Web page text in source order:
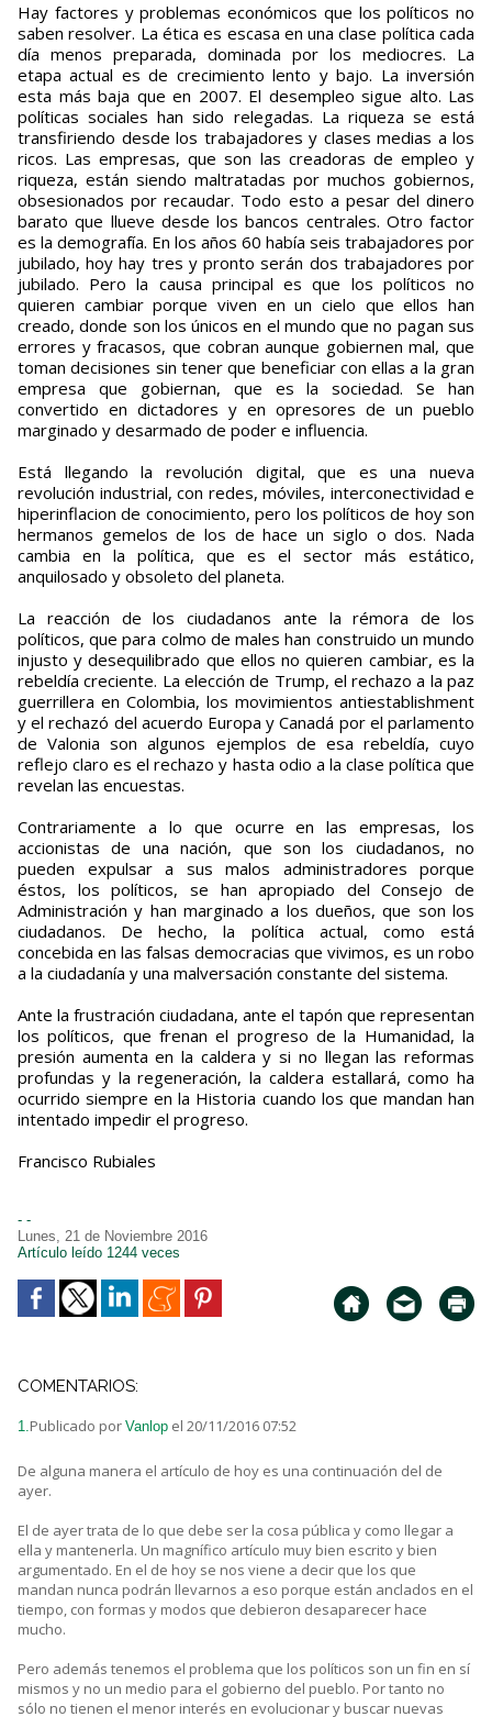
Hay factores y problemas económicos que los políticos no
saben resolver. La ética es escasa en una clase política cada
día menos preparada, dominada por los mediocres. La
etapa actual es de crecimiento lento y bajo. La inversión
esta más baja que en 2007. El desempleo sigue alto. Las
políticas sociales han sido relegadas. La riqueza se está
transfiriendo desde los trabajadores y clases medias a los
ricos. Las empresas, que son las creadoras de empleo y
riqueza, están siendo maltratadas por muchos gobiernos,
obsesionados por recaudar. Todo esto a pesar del dinero
barato que llueve desde los bancos centrales. Otro factor
es la demografía. En los años 60 había seis trabajadores por
jubilado, hoy hay tres y pronto serán dos trabajadores por
jubilado. Pero la causa principal es que los políticos no
quieren cambiar porque viven en un cielo que ellos han
creado, donde son los únicos en el mundo que no pagan sus
errores y fracasos, que cobran aunque gobiernen mal, que
toman decisiones sin tener que beneficiar con ellas a la gran
empresa que gobiernan, que es la sociedad. Se han
convertido en dictadores y en opresores de un pueblo
marginado y desarmado de poder e influencia.
Está llegando la revolución digital, que es una nueva
revolución industrial, con redes, móviles, interconectividad e
hiperinflacion de conocimiento, pero los políticos de hoy son
hermanos gemelos de los de hace un siglo o dos. Nada
cambia en la política, que es el sector más estático,
anquilosado y obsoleto del planeta.
La reacción de los ciudadanos ante la rémora de los
políticos, que para colmo de males han construido un mundo
injusto y desequilibrado que ellos no quieren cambiar, es la
rebeldía creciente. La elección de Trump, el rechazo a la paz
guerrillera en Colombia, los movimientos antiestablishment
y el rechazó del acuerdo Europa y Canadá por el parlamento
de Valonia son algunos ejemplos de esa rebeldía, cuyo
reflejo claro es el rechazo y hasta odio a la clase política que
revelan las encuestas.
Contrariamente a lo que ocurre en las empresas, los
accionistas de una nación, que son los ciudadanos, no
pueden expulsar a sus malos administradores porque
éstos, los políticos, se han apropiado del Consejo de
Administración y han marginado a los dueños, que son los
ciudadanos. De hecho, la política actual, como está
concebida en las falsas democracias que vivimos, es un robo
a la ciudadanía y una malversación constante del sistema.
Ante la frustración ciudadana, ante el tapón que representan
los políticos, que frenan el progreso de la Humanidad, la
presión aumenta en la caldera y si no llegan las reformas
profundas y la regeneración, la caldera estallará, como ha
ocurrido siempre en la Historia cuando los que mandan han
intentado impedir el progreso.
Francisco Rubiales
- -
Lunes, 21 de Noviembre 2016
Artículo leído 1244 veces
COMENTARIOS:
1.Publicado por Vanlop el 20/11/2016 07:52
De alguna manera el artículo de hoy es una continuación del de
ayer.
El de ayer trata de lo que debe ser la cosa pública y como llegar a
ella y mantenerla. Un magnífico artículo muy bien escrito y bien
argumentado. En el de hoy se nos viene a decir que los que
mandan nunca podrán llevarnos a eso porque están anclados en el
tiempo, con formas y modos que debieron desaparecer hace
mucho.
Pero además tenemos el problema que los políticos son un fin en sí
mismos y no un medio para el gobierno del pueblo. Por tanto no
sólo no tienen el menor interés en evolucionar y buscar nuevas